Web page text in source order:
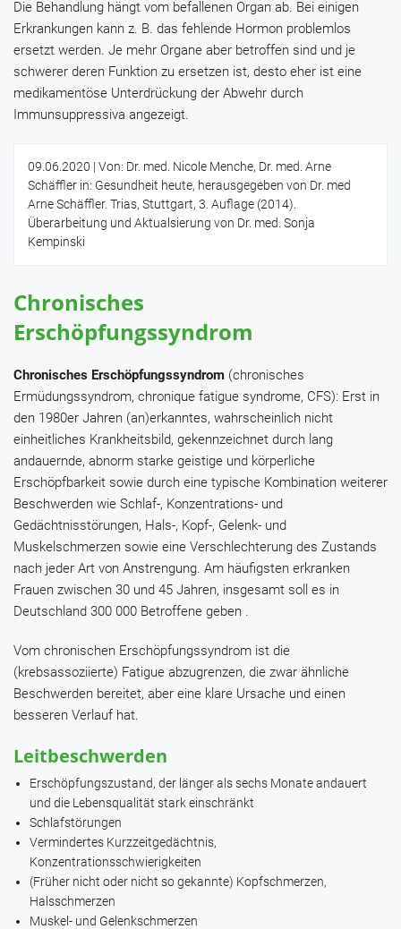
Die Behandlung hängt vom befallenen Organ ab. Bei einigen
Erkrankungen kann z. B. das fehlende Hormon problemlos
ersetzt werden. Je mehr Organe aber betroffen sind und je
schwerer deren Funktion zu ersetzen ist, desto eher ist eine
medikamentöse Unterdrückung der Abwehr durch
Immunsuppressiva angezeigt.
09.06.2020 | Von: Dr. med. Nicole Menche, Dr. med. Arne
Schäffler in: Gesundheit heute, herausgegeben von Dr. med
Arne Schäffler. Trias, Stuttgart, 3. Auflage (2014).
Überarbeitung und Aktualsierung von Dr. med. Sonja
Kempinski
Chronisches
Erschöpfungssyndrom
Chronisches Erschöpfungssyndrom (chronisches
Ermüdungssyndrom, chronique fatigue syndrome, CFS): Erst in
den 1980er Jahren (an)erkanntes, wahrscheinlich nicht
einheitliches Krankheitsbild, gekennzeichnet durch lang
andauernde, abnorm starke geistige und körperliche
Erschöpfbarkeit sowie durch eine typische Kombination weiterer
Beschwerden wie Schlaf-, Konzentrations- und
Gedächtnisstörungen, Hals-, Kopf-, Gelenk- und
Muskelschmerzen sowie eine Verschlechterung des Zustands
nach jeder Art von Anstrengung. Am häufigsten erkranken
Frauen zwischen 30 und 45 Jahren, insgesamt soll es in
Deutschland 300 000 Betroffene geben .
Vom chronischen Erschöpfungssyndrom ist die
(krebsassoziierte) Fatigue abzugrenzen, die zwar ähnliche
Beschwerden bereitet, aber eine klare Ursache und einen
besseren Verlauf hat.
Leitbeschwerden
Erschöpfungszustand, der länger als sechs Monate andauert
und die Lebensqualität stark einschränkt
Schlafstörungen
Vermindertes Kurzzeitgedächtnis,
Konzentrationsschwierigkeiten
(Früher nicht oder nicht so gekannte) Kopfschmerzen,
Halsschmerzen
Muskel- und Gelenkschmerzen